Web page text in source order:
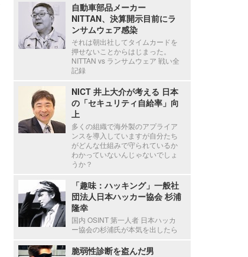
自動車部品メーカー
NITTAN、決算開示目前にラ
ンサムウェア感染
それは朝出社してタイムカードを
押せないことからはじまった。
NITTAN vs ランサムウェア 戦い全
記録
NICT 井上大介が考える 日本
の「セキュリティ自給率」向
上
多くの組織で海外製のアプライア
ンスを導入していますが自分たち
がどんな仕組みで守られているか
わかっていないんじゃないでしょ
うか？
「趣味：ハッキング」一般社
団法人日本ハッカー協会 杉浦
隆幸
国内 OSINT 第一人者 日本ハッカ
ー協会の杉浦氏が本気を出したら
脆弱性診断を盗んだ男